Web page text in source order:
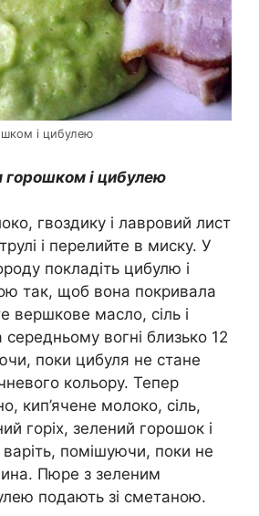
і цибулею
і цибулею
гвоздику і лавровий лист
і перелийте в миску. У
покладіть цибулю і
так, щоб вона покривала
вершкове масло, сіль і
середньому вогні близько 12
поки цибуля не стане
кольору. Тепер
кип’ячене молоко, сіль,
горіх, зелений горошок і
помішуючи, поки не
Пюре з зеленим
подають зі сметаною.